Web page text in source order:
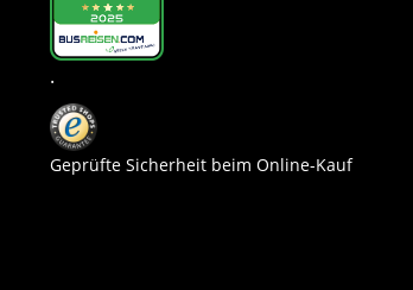
.
Geprüfte Sicherheit beim Online-Kauf